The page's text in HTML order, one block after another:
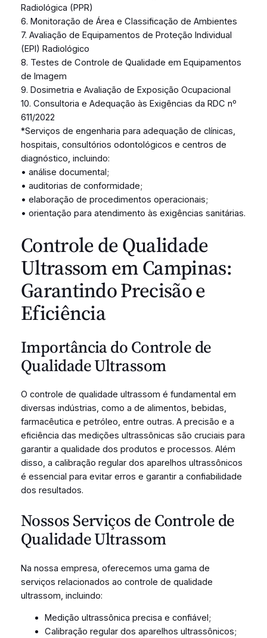
Radiológica (PPR)
6. Monitoração de Área e Classificação de Ambientes
7. Avaliação de Equipamentos de Proteção Individual
(EPI) Radiológico
8. Testes de Controle de Qualidade em Equipamentos
de Imagem
9. Dosimetria e Avaliação de Exposição Ocupacional
10. Consultoria e Adequação às Exigências da RDC nº
611/2022
*Serviços de engenharia para adequação de clínicas,
hospitais, consultórios odontológicos e centros de
diagnóstico, incluindo:
• análise documental;
• auditorias de conformidade;
• elaboração de procedimentos operacionais;
• orientação para atendimento às exigências sanitárias.
Controle de Qualidade
Ultrassom em Campinas:
Garantindo Precisão e
Eficiência
Importância do Controle de
Qualidade Ultrassom
O controle de qualidade ultrassom é fundamental em
diversas indústrias, como a de alimentos, bebidas,
farmacêutica e petróleo, entre outras. A precisão e a
eficiência das medições ultrassônicas são cruciais para
garantir a qualidade dos produtos e processos. Além
disso, a calibração regular dos aparelhos ultrassônicos
é essencial para evitar erros e garantir a confiabilidade
dos resultados.
Nossos Serviços de Controle de
Qualidade Ultrassom
Na nossa empresa, oferecemos uma gama de
serviços relacionados ao controle de qualidade
ultrassom, incluindo:
Medição ultrassônica precisa e confiável;
Calibração regular dos aparelhos ultrassônicos;